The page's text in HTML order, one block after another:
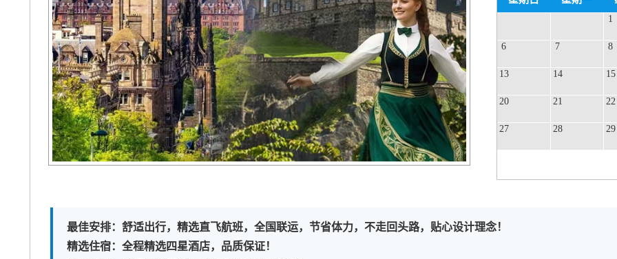
1
6 7 8
13 14 15
20 21 22
27 28 29
最佳安排：舒适出行，精选直飞航班，全国联运，节省体力，不走回头路，贴心设计理念！
精选住宿：全程精选四星酒店，品质保证！